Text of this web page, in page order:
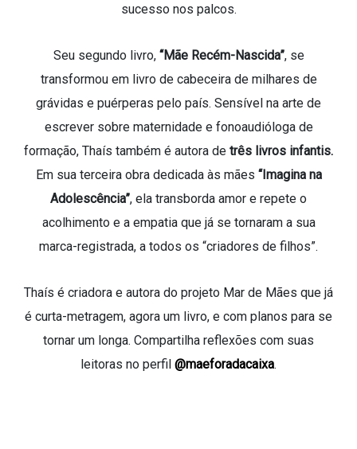
sucesso nos palcos.
Seu segundo livro, “Mãe Recém-Nascida”, se
transformou em livro de cabeceira de milhares de
grávidas e puérperas pelo país. Sensível na arte de
escrever sobre maternidade e fonoaudióloga de
formação, Thaís também é autora de três livros infantis.
Em sua terceira obra dedicada às mães “Imagina na
Adolescência”, ela transborda amor e repete o
acolhimento e a empatia que já se tornaram a sua
marca-registrada, a todos os “criadores de filhos”.
Thaís é criadora e autora do projeto Mar de Mães que já
é curta-metragem, agora um livro, e com planos para se
tornar um longa. Compartilha reflexões com suas
leitoras no perfil @maeforadacaixa.